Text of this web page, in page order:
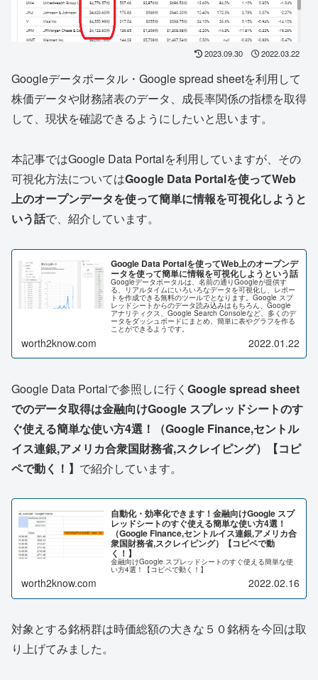
2023.09.30 2022.03.22
Googleデータポータル・Google spread sheetを利用して
株価データや財務諸表のデータ、成長率関係の指標を取得
して、現状を確認できるようにしたいと思います。
本記事ではGoogle Data Portalを利用していますが、その
可視化方法についてはGoogle Data Portalを使ってWeb
上のオープンデータを使って簡単に情報を可視化しようと
いう話で、紹介しています。
Google Data Portalを使ってWeb上のオープンデ
ータを使って簡単に情報を可視化しようという話
Googleデータポータルは、名前の通りGoogleが提供す
る、リアルタイムにいろいろなデータを可視化し、レポー
トを作成できる無料のツールでとなります。Google スプ
レッドシートからのデータ読み込みはもちろん、Google
アナリティクス、Google Search Consoleなど、多くのデ
ータをダッシュボードにまとめ、簡単に表やグラフを作る
ことができるようです。
worth2know.com 2022.01.22
Google Data Portalで参照しに行く Google spread sheet
でのデータ取得は金融向けGoogle スプレッドシートのす
ぐ使える簡単な使い方4選！（Google Finance,セントル
イス連銀,アメリカ合衆国財務省,スクレイピング）【コピ
ペで動く！】 で紹介しています。
自動化・効率化できます！金融向けGoogle スプ
レッドシートのすぐ使える簡単な使い方4選！
（Google Finance,セントルイス連銀,アメリカ合
衆国財務省,スクレイピング）【コピペで動
く！】
金融向けGoogle スプレッドシートのすぐ使える簡単な使
い方4選！【コピペで動く！】
worth2know.com 2022.02.16
対象とする銘柄群は時価総額の大きな５０銘柄を今回は取
り上げてみました。